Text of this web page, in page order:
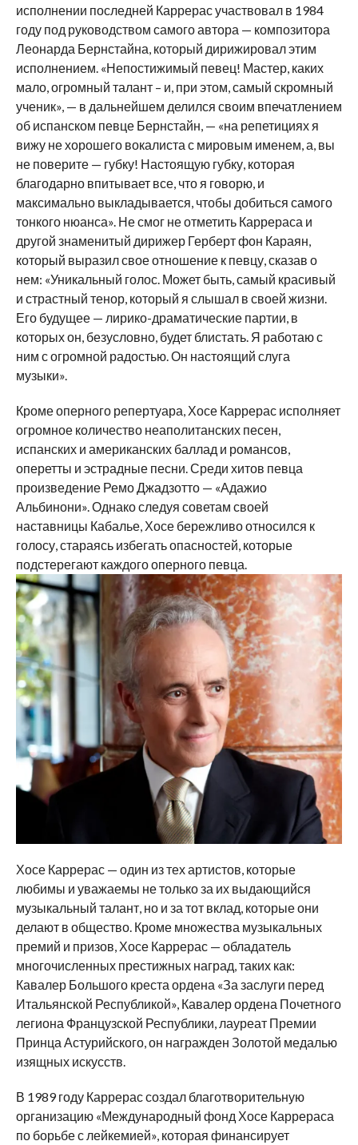
исполнении последней Каррерас участвовал в 1984
году под руководством самого автора — композитора
Леонарда Бернстайна, который дирижировал этим
исполнением. «Непостижимый певец! Мастер, каких
мало, огромный талант – и, при этом, самый скромный
ученик», — в дальнейшем делился своим впечатлением
об испанском певце Бернстайн, — «на репетициях я
вижу не хорошего вокалиста с мировым именем, а, вы
не поверите — губку! Настоящую губку, которая
благодарно впитывает все, что я говорю, и
максимально выкладывается, чтобы добиться самого
тонкого нюанса». Не смог не отметить Каррераса и
другой знаменитый дирижер Герберт фон Караян,
который выразил свое отношение к певцу, сказав о
нем: «Уникальный голос. Может быть, самый красивый
и страстный тенор, который я слышал в своей жизни.
Его будущее — лирико-драматические партии, в
которых он, безусловно, будет блистать. Я работаю с
ним с огромной радостью. Он настоящий слуга
музыки».
Кроме оперного репертуара, Хосе Каррерас исполняет
огромное количество неаполитанских песен,
испанских и американских баллад и романсов,
оперетты и эстрадные песни. Среди хитов певца
произведение Ремо Джадзотто — «Адажио
Альбинони». Однако следуя советам своей
наставницы Кабалье, Хосе бережливо относился к
голосу, стараясь избегать опасностей, которые
подстерегают каждого оперного певца.
Хосе Каррерас — один из тех артистов, которые
любимы и уважаемы не только за их выдающийся
музыкальный талант, но и за тот вклад, которые они
делают в общество. Кроме множества музыкальных
премий и призов, Хосе Каррерас — обладатель
многочисленных престижных наград, таких как:
Кавалер Большого креста ордена «За заслуги перед
Итальянской Республикой», Кавалер ордена Почетного
легиона Французской Республики, лауреат Премии
Принца Астурийского, он награжден Золотой медалью
изящных искусств.
В 1989 году Каррерас создал благотворительную
организацию «Международный фонд Хосе Каррераса
по борьбе с лейкемией», которая финансирует